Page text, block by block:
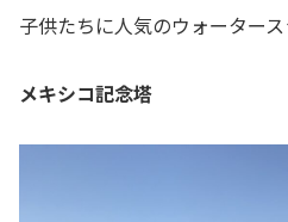
子供たちに人気のウォータース
メキシコ記念塔